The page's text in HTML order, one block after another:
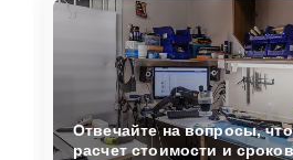
Отвечайте на вопросы,
расчет стоимости и сроков